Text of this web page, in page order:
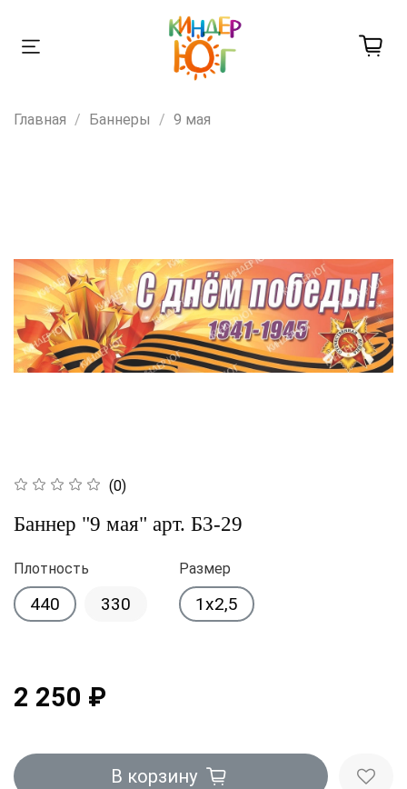
Главная Баннеры 9 мая
(0)
Баннер "9 мая" арт. Б3-29
Плотность
440 330
Размер
1x2,5
2 250 ₽
В корзину